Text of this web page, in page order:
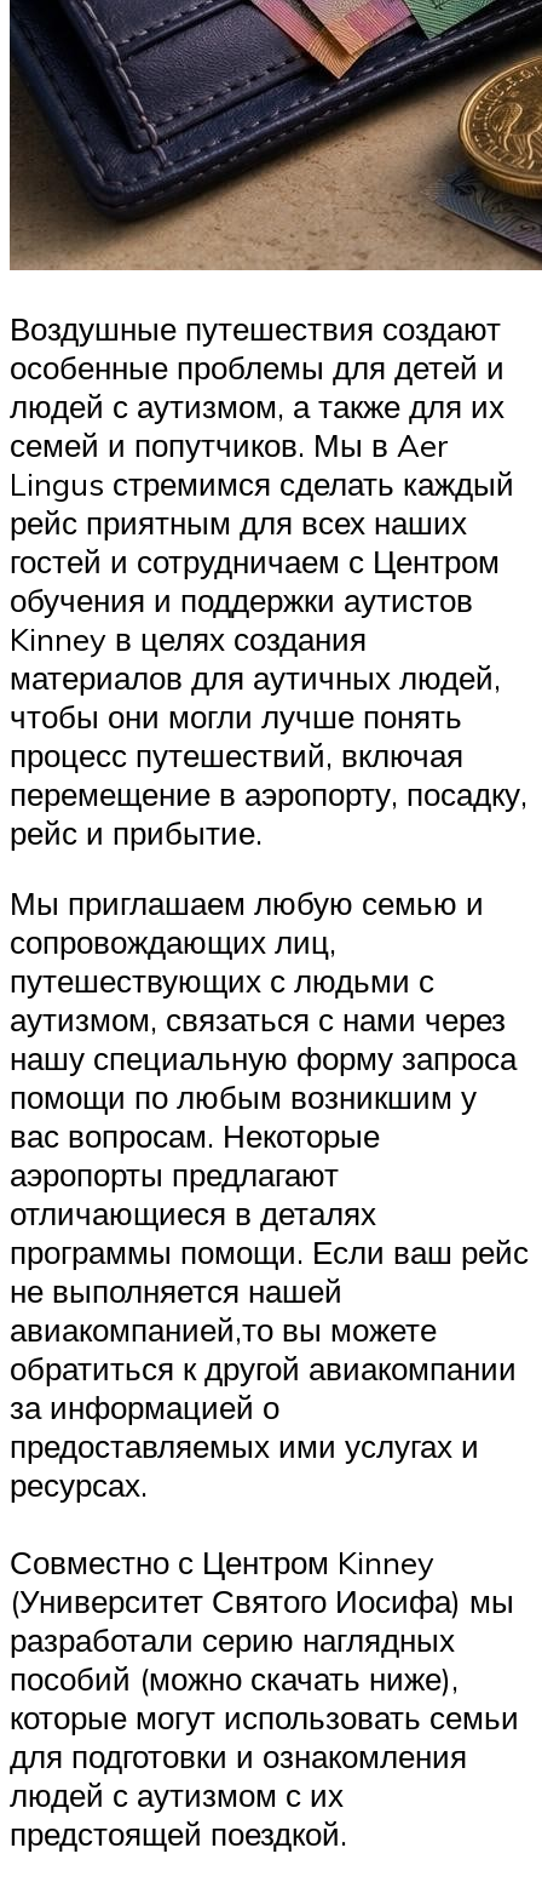
Воздушные путешествия создают
особенные проблемы для детей и
людей с аутизмом, а также для их
семей и попутчиков. Мы в Aer
Lingus стремимся сделать каждый
рейс приятным для всех наших
гостей и сотрудничаем с Центром
обучения и поддержки аутистов
Kinney в целях создания
материалов для аутичных людей,
чтобы они могли лучше понять
процесс путешествий, включая
перемещение в аэропорту, посадку,
рейс и прибытие.
Мы приглашаем любую семью и
сопровождающих лиц,
путешествующих с людьми с
аутизмом, связаться с нами через
нашу специальную форму запроса
помощи по любым возникшим у
вас вопросам. Некоторые
аэропорты предлагают
отличающиеся в деталях
программы помощи. Если ваш рейс
не выполняется нашей
авиакомпанией,то вы можете
обратиться к другой авиакомпании
за информацией о
предоставляемых ими услугах и
ресурсах.
Совместно с Центром Kinney
(Университет Святого Иосифа) мы
разработали серию наглядных
пособий (можно скачать ниже),
которые могут использовать семьи
для подготовки и ознакомления
людей с аутизмом с их
предстоящей поездкой.